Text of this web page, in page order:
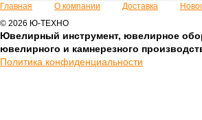
Главная О компании Доставка
© 2026 Ю-ТЕХНО
Ювелирный инструмент, ювелирное
ювелирного и камнерезного
Политика конфиденциальности